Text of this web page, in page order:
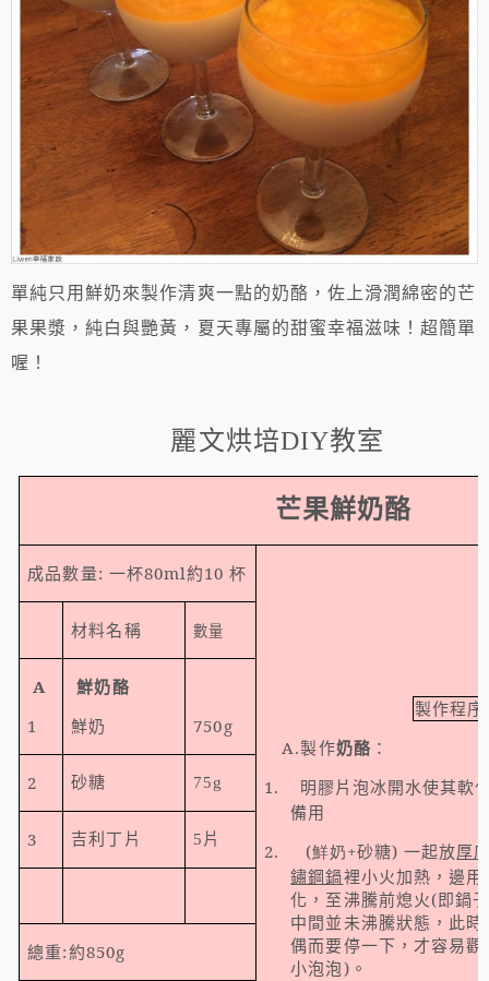
單純只用鮮奶來製作清爽一點的奶酪，佐上滑潤綿密的芒
果果漿，純白與艷黃，夏天專屬的甜蜜幸福滋味！超簡單
喔！
麗文烘培DIY教室
芒果鮮奶酪
成品數量: 一杯80ml約10杯
製作程序
A.製作奶酪 ：
1.
明膠片泡冰開水使其軟
備用
2.
(鮮奶+砂糖)一起放厚
鏽鋼鍋裡小火加熱，邊用
化，至沸騰前熄火(即鍋
中間並未沸騰狀態，此時
偶而要停一下，才容易
小泡泡) 。
材料名稱 數量
A
1
鮮奶酪
鮮奶
750g
2 砂糖 75g
3 吉利丁片 5片
總重:約850g